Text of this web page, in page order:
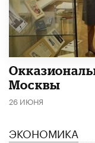
Москвы
26 ИЮНЯ
ЭКОНОМИКА